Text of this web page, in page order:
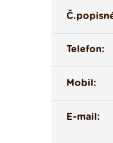
Telefon:
Mobil:
E-mail: